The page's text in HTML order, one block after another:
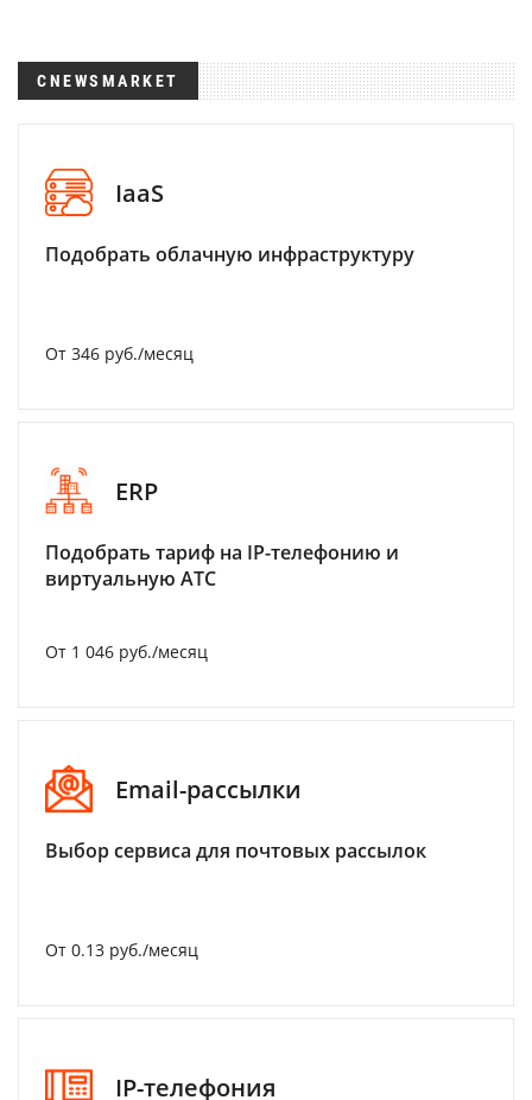
CNEWSMARKET
IaaS
Подобрать облачную инфраструктуру
От 346 руб./месяц
ERP
Подобрать тариф на IP-телефонию и
виртуальную АТС
От 1 046 руб./месяц
Email-рассылки
Выбор сервиса для почтовых рассылок
От 0.13 руб./месяц
IP-телефония